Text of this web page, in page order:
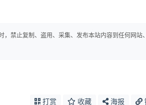
，禁止复制、盗用、采集、发布本站内容到任何网站
打赏 收藏 海报